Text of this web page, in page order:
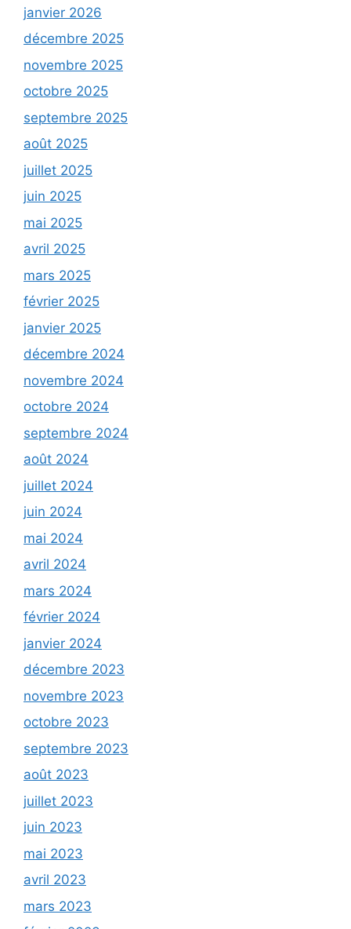
janvier 2026
décembre 2025
novembre 2025
octobre 2025
septembre 2025
août 2025
juillet 2025
juin 2025
mai 2025
avril 2025
mars 2025
février 2025
janvier 2025
décembre 2024
novembre 2024
octobre 2024
septembre 2024
août 2024
juillet 2024
juin 2024
mai 2024
avril 2024
mars 2024
février 2024
janvier 2024
décembre 2023
novembre 2023
octobre 2023
septembre 2023
août 2023
juillet 2023
juin 2023
mai 2023
avril 2023
mars 2023